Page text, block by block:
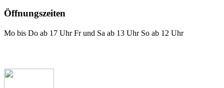
Öffnungszeiten
Mo bis Do ab 17 Uhr Fr und Sa ab 13 Uhr So ab 12 Uhr